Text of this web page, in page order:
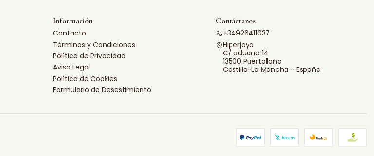
Información
Contacto
Términos y Condiciones
Política de Privacidad
Aviso Legal
Política de Cookies
Formulario de Desestimiento
Contáctanos
+34926411037
Hiperjoya
C/ aduana 14
13500 Puertollano
Castilla-La Mancha - España